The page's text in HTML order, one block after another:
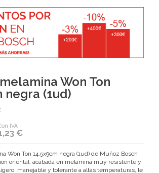
Won Ton
negra (1ud)
€
IVA
Won Ton 14,5x9cm negra (1ud) de Muñoz Bosch
oriental, acabada en melamina muy resistente y
manejable y tolerante a altas temperaturas, le